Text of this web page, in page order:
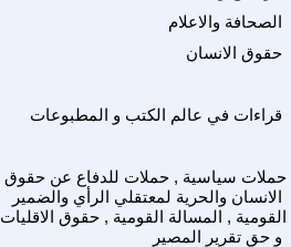
الصحافة والاعلام
حقوق الانسان
قراءات في عالم الكتب و المطبوعات
حملات سياسية , حملات للدفاع عن حقوق
الانسان والحرية لمعتقلي الرأي والضمير
القومية , المسالة القومية , حقوق الاقليات
و حق تقرير المصير